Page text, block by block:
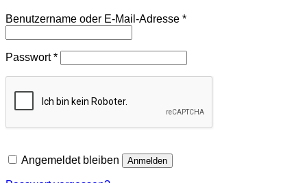
Benutzername oder E-Mail-Adresse *Erforderlich
Passwort*Erforderlich
Angemeldet bleiben Anmelden